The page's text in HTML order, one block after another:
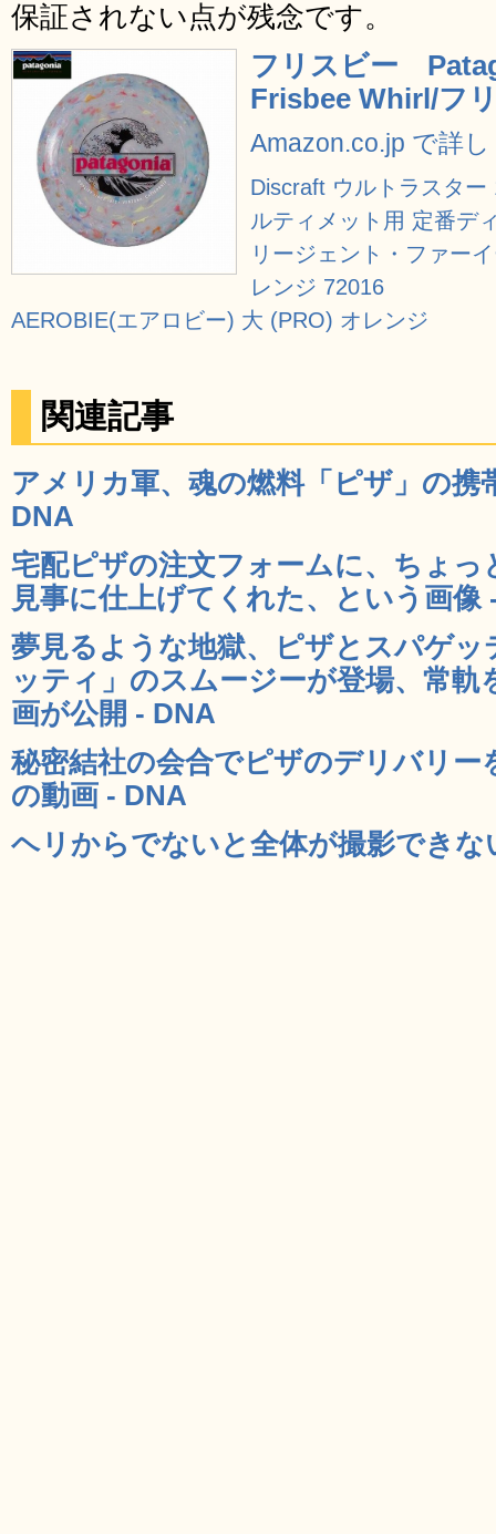
保証されない点が残念です。
フリスビー
Frisbee Whirl/フ
Amazon.co.jp で詳
Discraft ウルトラスタ
ルティメット用 定番デ
リージェント・ファー
レンジ 72016
AEROBIE(エアロビー) 大 (PRO) オレンジ
関連記事
アメリカ軍、魂の燃料「ピザ」の携
DNA
宅配ピザの注文フォームに、ちょっ
見事に仕上げてくれた、という画像
夢見るような地獄、ピザとスパゲ
ッティ」のスムージーが登場、常
画が公開 - DNA
秘密結社の会合でピザのデリバリ
の動画 - DNA
ヘリからでないと全体が撮影でき